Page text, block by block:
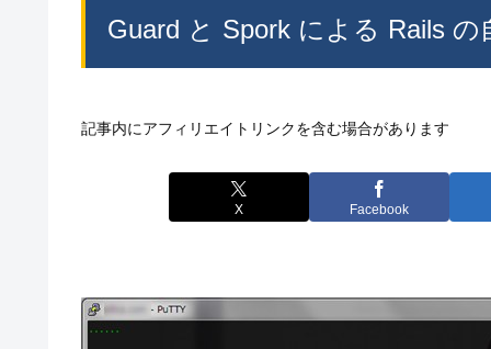
Guard と Spork による Rails の
記事内にアフィリエイトリンクを含む場合があります
X Facebook